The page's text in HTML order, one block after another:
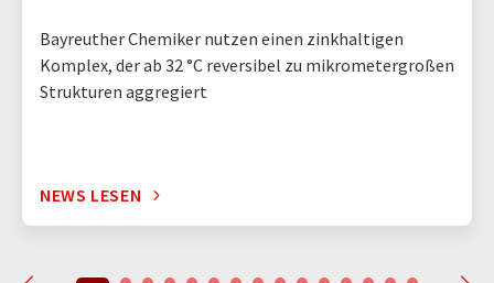
Bayreuther Chemiker nutzen einen zinkhaltigen
Komplex, der ab 32 °C reversibel zu mikrometergroßen
Strukturen aggregiert
NEWS LESEN